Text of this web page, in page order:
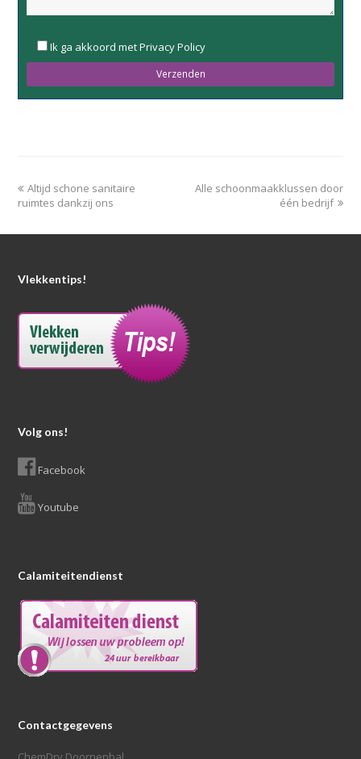
leave
this
Ik ga akkoord met Privacy Policy
Altijd schone sanitaire
ruimtes dankzij ons
Alle schoonmaakklussen door
één bedrijf
Vlekkentips!
Volg ons!
Facebook
Youtube
Calamiteitendienst
Contactgegevens